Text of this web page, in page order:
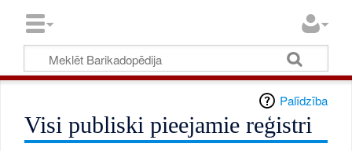
Palīdzība
Visi publiski pieejamie reģistri